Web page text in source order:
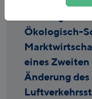
Ökologisch-
eines Zweiten
Änderung des